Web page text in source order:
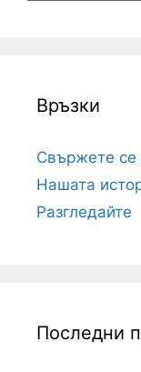
Връзки
Свържете се
Нашата
Разгледайте
Последни